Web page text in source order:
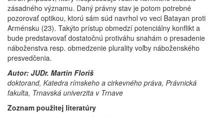
zásadného významu. Daný právny stav je potom potrebné
pozorovať optikou, ktorú sám súd navrhol vo veci Batayan proti
Arménsku (23). Takýto prístup obmedzí potenciálny konflikt a
bude predstavovať dostatočnú protiváhu snahám o presadenie
náboženstva resp. obmedzenie plurality voľby náboženského
presvedčenia.
Autor: JUDr. Martin Floriš
doktorand, Katedra rímskeho a cirkevného práva, Právnická
fakulta, Trnavská univerzita v Trnave
Zoznam použitej literatúry